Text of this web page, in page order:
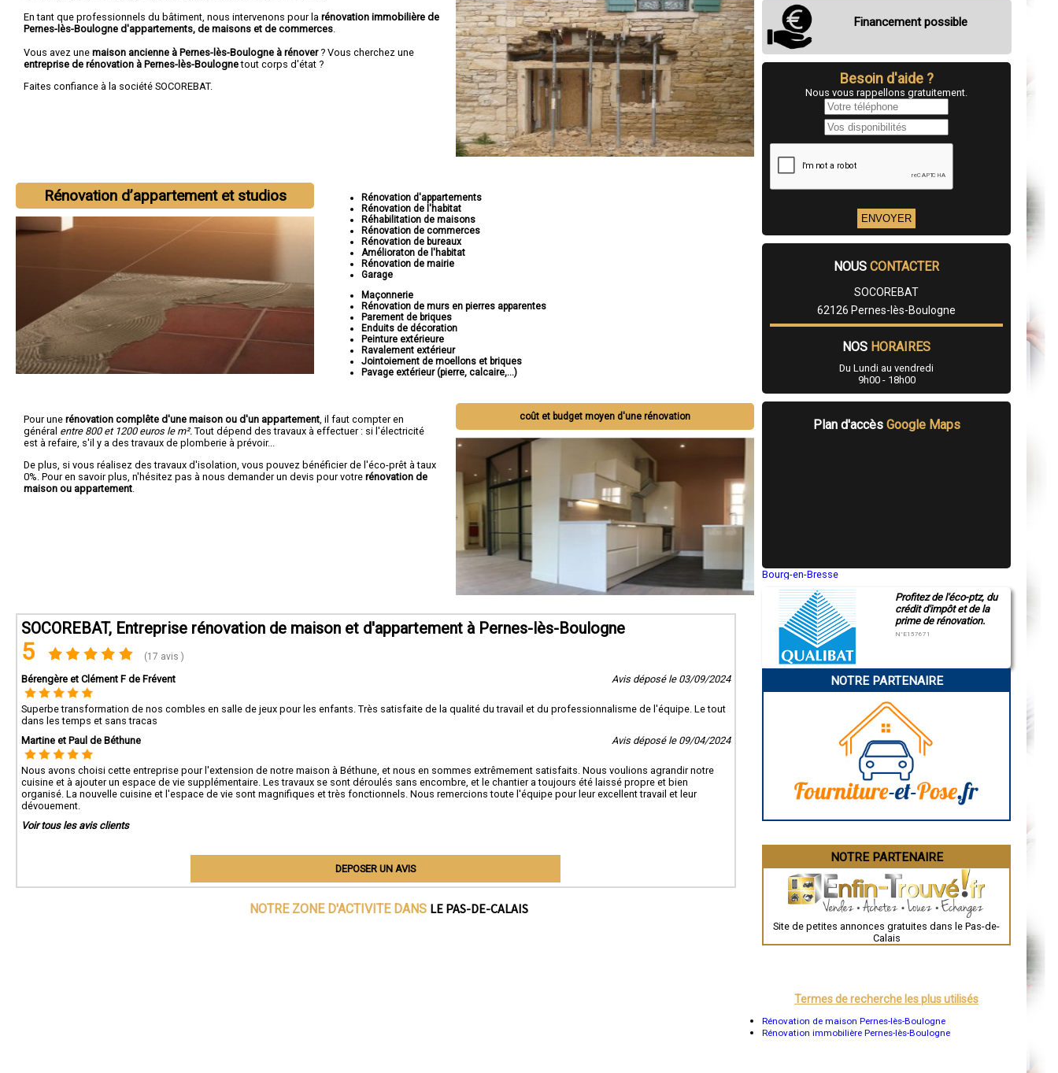
En tant que professionnels du bâtiment, nous intervenons pour la rénovation immobilière de
Pernes-lès-Boulogne d'appartements, de maisons et de commerces
Vous avez une maison ancienne à Pernes-lès-Boulogne à rénover? Vous cherchez une
entreprise de rénovation à Pernes-lès-Boulognetout corps d'état ?
Faites confiance à la société SOCOREBAT.
Rénovation d’appartement et studios
Rénovation d'appartements
Rénovation de l'habitat
Réhabilitation de maisons
Rénovation de commerces
Rénovation de bureaux
Amélioraton de l'habitat
Rénovation de mairie
Garage
Maçonnerie
Rénovation de murs en pierres apparentes
Parement de briques
Enduits de décoration
Peinture extérieure
Ravalement extérieur
Jointoiement de moellons et briques
Pavage extérieur (pierre, calcaire,...)
coût et budget moyen d'une rénovation
Pour une rénovation complête d'une maison ou d'un appartement , il faut compter en
général entre 800 et 1200 euros le m². Tout dépend des travaux à effectuer : si l'électricité
est à refaire, s'il y a des travaux de plomberie à prévoir...
De plus, si vous réalisez des travaux d'isolation, vous pouvez bénéficier de l'éco-prêt à taux
0%. Pour en savoir plus, n'hésitez pas à nous demander un devis pour votre rénovation de
maison ou appartement
SOCOREBAT, Entreprise rénovation de maison et d'appartement à Pernes-lès-Boulogne
5 (17 avis )
Bérengère et Clément F de Frévent Avis déposé le 03/09/2024
Superbe transformation de nos combles en salle de jeux pour les enfants. Très satisfaite de la qualité du travail et du professionnalisme de l'équipe. Le tout
dans les temps et sans tracas
Martine et Paul de Béthune
Avis déposé le 09/04/2024
Nous avons choisi cette entreprise pour l'extension de notre maison à Béthune, et nous en sommes extrêmement satisfaits. Nous voulions agrandir notre
cuisine et à ajouter un espace de vie supplémentaire. Les travaux se sont déroulés sans encombre, et le chantier a toujours été laissé propre et bien
organisé. La nouvelle cuisine et l'espace de vie sont magnifiques et très fonctionnels. Nous remercions toute l'équipe pour leur excellent travail et leur
dévouement.
Voir tous les avis clients
DEPOSER UN AVIS
NOTRE ZONE D'ACTIVITE DANS LE PAS-DE-CALAIS
Financement possible
Besoin d'aide ?
Nous vous rappellons gratuitement.
NOUS CONTACTER
SOCOREBAT
62126 Pernes-lès-Boulogne
NOS HORAIRES
Du Lundi au vendredi
9h00 - 18h00
Plan d'accès Google Maps
Bourg-en-Bresse
Montluçon
Manosque
Gap
Charleville-Mézières
Pamiers
Narbonne
Brive-la-Gaillarde
Guéret
Besançon
Évreux
Chartres
Nîmes
Auch
Grenoble
Mont-de-Marsan
Blois
Profitez de l'éco-ptz, du
crédit d'impôt et de la
prime de rénovation.
N°E157671
NOTRE PARTENAIRE
NOTRE PARTENAIRE
Site de petites annonces gratuites dans le Pas-de-
Calais
Termes de recherche les plus utilisés
Rénovation de maison Pernes-lès-Boulogne
Rénovation immobilière Pernes-lès-Boulogne